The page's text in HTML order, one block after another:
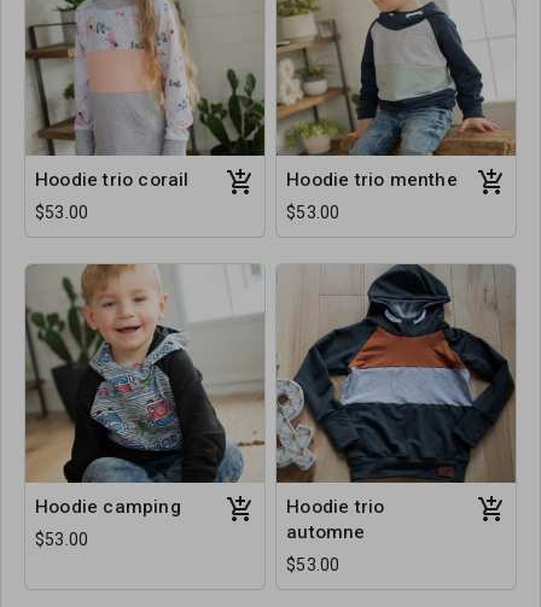
Hoodie trio corail
$53.00
Hoodie trio menthe
$53.00
Hoodie camping
$53.00
Hoodie trio
automne
$53.00